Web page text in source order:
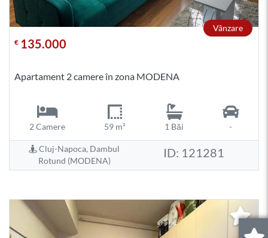
Vânzare
€ 135.000
Apartament 2 camere în zona MODENA
2 Camere 59 m² 1 Băi -
Cluj-Napoca, Dambul
Rotund (MODENA)
ID: 121281